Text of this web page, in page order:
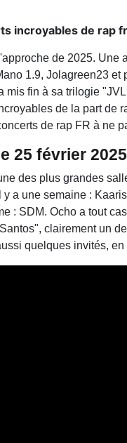
incroyables de rap
de 2025.
1.9, Jolagreen23
mis fin à sa trilogie
de la part de
de rap FR à ne
25 février 2025
des plus grandes
a une semaine :
: SDM. Ocho a tout
clairement un
quelques invités,